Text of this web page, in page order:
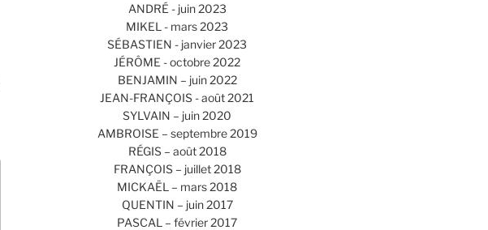
ANDRÉ - juin 2023
MIKEL - mars 2023
SÉBASTIEN - janvier 2023
JÉRÔME - octobre 2022
BENJAMIN – juin 2022
JEAN-FRANÇOIS - août 2021
SYLVAIN – juin 2020
AMBROISE – septembre 2019
RÉGIS – août 2018
FRANÇOIS – juillet 2018
MICKAËL – mars 2018
QUENTIN – juin 2017
PASCAL – février 2017